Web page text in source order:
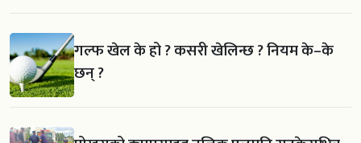
गल्फ खेल के हो ? कसरी खेलिन्छ ? नियम के–के
छन् ?